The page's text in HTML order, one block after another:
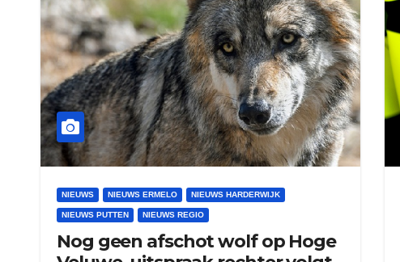
NIEUWS NIEUWS ERMELO NIEUWS HARDERWIJK
NIEUWS PUTTEN NIEUWS REGIO
Nog geen afschot wolf op Hoge